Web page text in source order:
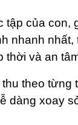
tập của con,
nhanh nhất,
thời và an
theo từng
dàng xoay